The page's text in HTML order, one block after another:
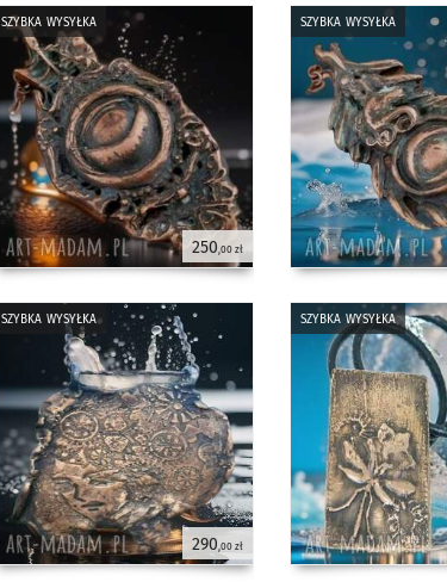
szybka wysyłka
250,00 zł
szybka wysyłka
szybka wysyłka
290,00 zł
szybka wysyłka